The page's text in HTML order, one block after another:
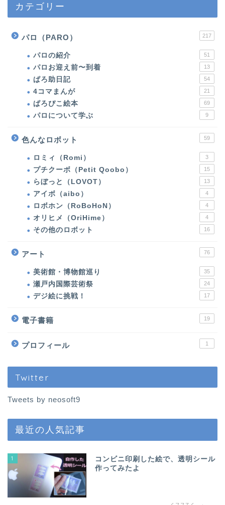
カテゴリー
パロ（PARO） 217
パロの紹介 51
パロお迎え前〜到着 13
ぱろ助日記 54
4コマまんが 21
ぱろぴこ絵本 69
パロについて学ぶ 9
色んなロボット 59
ロミィ（Romi） 3
プチクーボ（Petit Qoobo） 15
らぼっと（LOVOT） 13
アイボ（aibo） 4
ロボホン（RoBoHoN） 4
オリヒメ（OriHime） 4
その他のロボット 16
アート 76
美術館・博物館巡り 35
瀬戸内国際芸術祭 24
デジ絵に挑戦！ 17
電子書籍 19
プロフィール 1
Twitter
Tweets by neosoft9
最近の人気記事
1
コンビニ印刷した絵で、透明シール
作ってみたよ
色んなロボット
アイボ（aibo）